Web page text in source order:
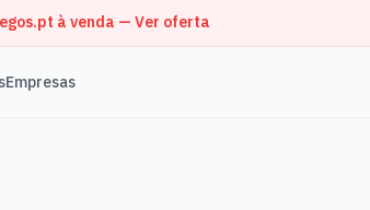
à venda — Ver oferta
Empresas